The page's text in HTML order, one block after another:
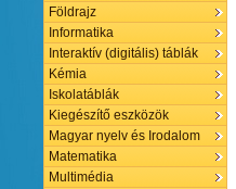
Földrajz
Informatika
Interaktív (digitális) táblák
Kémia
Iskolatáblák
Kiegészítő eszközök
Magyar nyelv és Irodalom
Matematika
Multimédia